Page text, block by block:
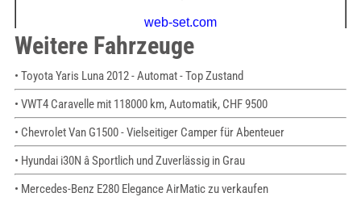
Weitere Fahrzeuge
• Toyota Yaris Luna 2012 - Automat - Top Zustand
• VWT4 Caravelle mit 118000 km, Automatik, CHF 9500
• Chevrolet Van G1500 - Vielseitiger Camper für Abenteuer
• Hyundai i30N â Sportlich und Zuverlässig in Grau
• Mercedes-Benz E280 Elegance AirMatic zu verkaufen